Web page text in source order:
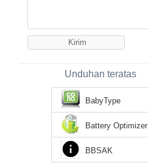
Unduhan teratas
BabyType
Battery Optimizer
BBSAK